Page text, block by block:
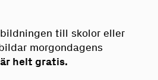
till skolor eller
morgondagens
helt gratis.